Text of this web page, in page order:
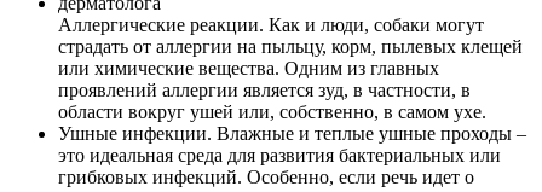
Аллергические реакции. Как и люди, собаки могут
страдать от аллергии на пыльцу, корм, пылевых клещей
или химические вещества. Одним из главных
проявлений аллергии является зуд, в частности, в
области вокруг ушей или, собственно, в самом ухе.
Ушные инфекции. Влажные и теплые ушные проходы –
это идеальная среда для развития бактериальных или
грибковых инфекций. Особенно, если речь идет о